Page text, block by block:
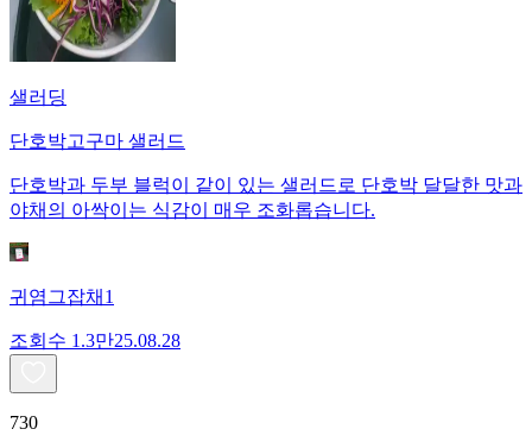
샐러딩
단호박고구마 샐러드
단호박과 두부 블럭이 같이 있는 샐러드로 단호박 달달한 맛과
야채의 아싹이는 식감이 매우 조화롭습니다.
귀염그잡채1
조회수 1.3만25.08.28
730